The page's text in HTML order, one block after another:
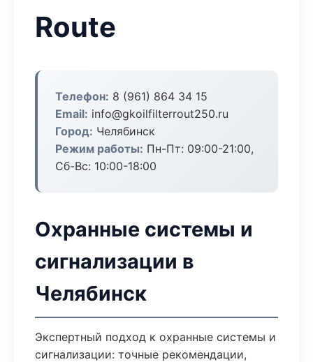
Route
Телефон: 8 (961) 864 34 15
Email: info@gkoilfilterrout250.ru
Город: Челябинск
Режим работы: Пн-Пт: 09:00-21:00,
Сб-Вс: 10:00-18:00
Охранные системы и
сигнализации в
Челябинск
Экспертный подход к охранные системы и
сигнализации: точные рекомендации,